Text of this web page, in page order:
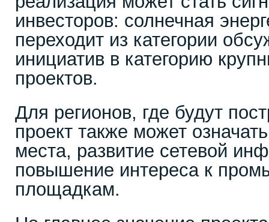
инвесторов: солнечная
переходит из категории
инициатив в категорию
проектов.
Для регионов, где будут
проект также может
места, развитие сетевой
повышение интереса к
площадкам.